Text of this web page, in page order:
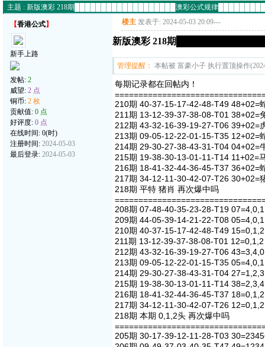
主题 : 新版澳彩 218期███████████████████澳彩公式规律
【香港公式】
新手上路
发帖: 2
威望: 2 点
铜币: 2 枚
贡献值: 0 点
好评度: 0 点
在线时间: 0(时)
注册时间: 2024-05-03
最后登录: 2024-05-03
楼主 发表于: 2024-05-03 20:09---
新版澳彩 218期
管理提醒： 本帖被 富豪小子 执行置顶操作
每期记录都在回帖内！
210期 40-37-15-17-42-48-T49 48+02=
211期 13-12-39-37-38-08-T01 38+02=
212期 43-32-16-39-19-27-T06 39+02=
213期 09-05-12-22-01-15-T35 12+02=
214期 29-30-27-38-43-31-T04 04+02=
215期 19-38-30-13-01-11-T14 11+02=
216期 18-41-32-44-36-45-T37 36+02=
217期 34-12-11-30-42-07-T26 30+02=
218期 平特 猪肖 再次爆中吗
208期 07-48-40-35-23-28-T19 07=4,0,1
209期 44-05-39-14-21-22-T08 05=4,0,1
210期 40-37-15-17-42-48-T49 15=0,1,2
211期 13-12-39-37-38-08-T01 12=0,1,2
212期 43-32-16-39-19-27-T06 43=3,4,0
213期 09-05-12-22-01-15-T35 05=4,0,1
214期 29-30-27-38-43-31-T04 27=1,2,3
215期 19-38-30-13-01-11-T14 38=2,3,4
216期 18-41-32-44-36-45-T37 18=0,1,2
217期 34-12-11-30-42-07-T26 12=0,1,2
218期 本期 0,1,2头 再次爆中吗
205期 30-17-39-12-11-28-T03